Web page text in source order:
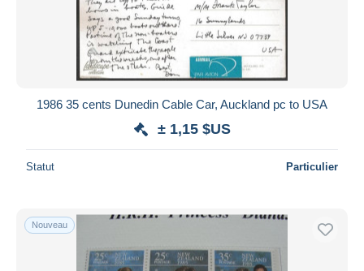
Appliquer
1986 35 cents Dunedin Cable Car, Auckland pc to USA
± 1,15 $US
Statut Particulier
Nouveau